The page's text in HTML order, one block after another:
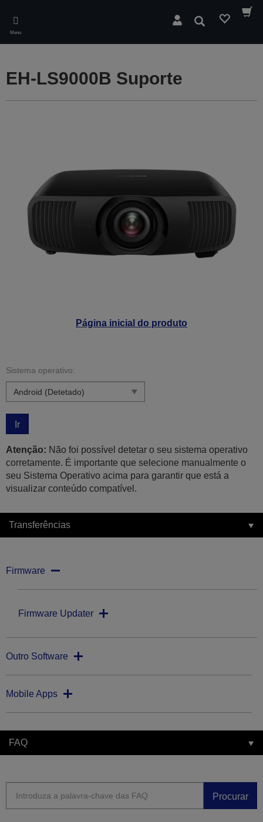
main
content
Menu
Pesquisar
Página inicial do produto
EH-LS9000B Suporte
Sistema operativo:
Ir
Atenção: Não foi possível detetar o seu sistema operativo
corretamente. É importante que selecione manualmente o
seu Sistema Operativo acima para garantir que está a
visualizar conteúdo compatível.
Transferências
Firmware
Firmware Updater
Outro Software
Mobile Apps
FAQ
Procurar